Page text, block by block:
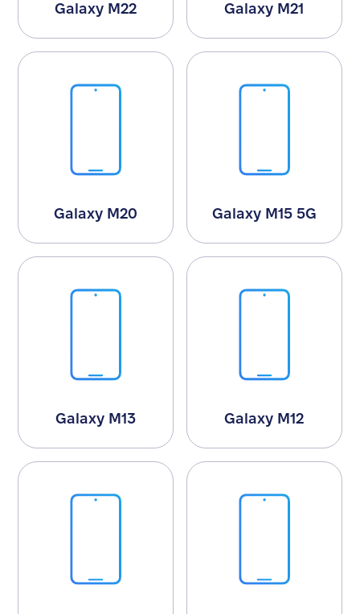
Galaxy M22 Galaxy M21
Galaxy M20 Galaxy M15 5G
Galaxy M13 Galaxy M12